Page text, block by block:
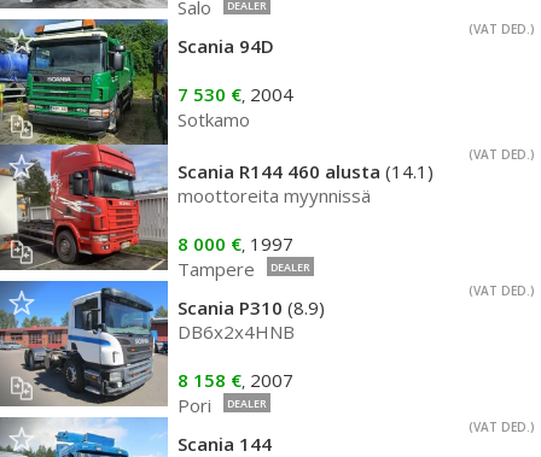
Salo DEALER
(VAT DED.)
Scania 94D
7 530 €, 2004
Sotkamo
(VAT DED.)
Scania R144 460 alusta (14.1)
moottoreita myynnissä
8 000 €, 1997
Tampere
DEALER
(VAT DED.)
Scania P310 (8.9)
DB6x2x4HNB
8 158 €, 2007
Pori
DEALER
(VAT DED.)
Scania 144